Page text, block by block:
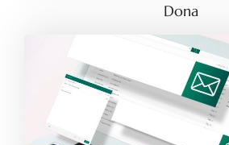
Dona